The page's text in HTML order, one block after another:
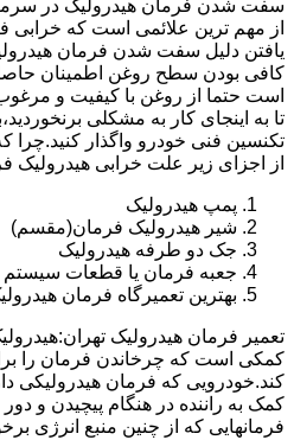
سفت شدن فرمان هیدرولیک در
از مهم ترین علائمی است که خرابی
یافتن دلیل سفت شدن فرمان
کافی بودن سطح روغن اطمینان حاصل
است حتما از روغن با کیفیت و
تا به اینجای کار به مشکلی
تکنسین فنی خودرو واگذار کنید.چرا
از اجزای زیر علت خرابی
پمپ هیدرولیک
شیر هیدرولیک فرمان(مقسم)
جک دو طرفه هیدرولیک
جعبه فرمان یا قطعات سیستم
بهترین تعمیرگاه فرمان
تعمیر فرمان هیدرولیک
کمکی است که چرخاندن فرمان را
کند.خودرویی که فرمان هیدرولیکی
کمک به راننده در هنگام پیچیدن و
فرمانهایی که از چنین منبع انرژی